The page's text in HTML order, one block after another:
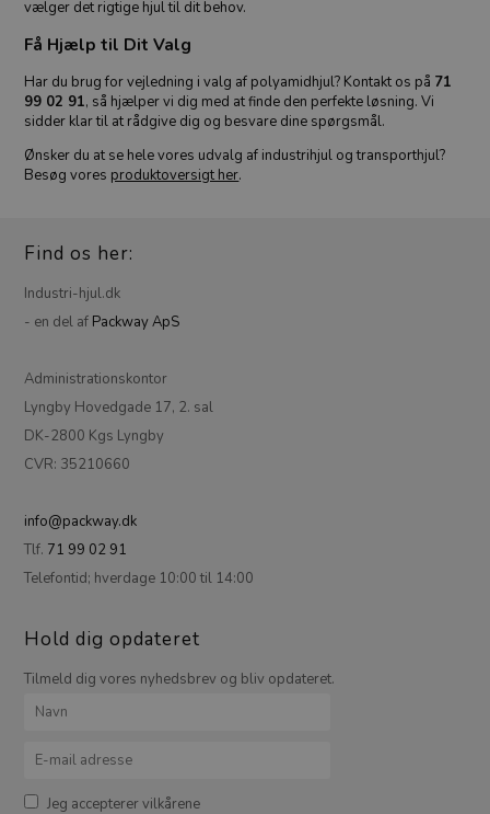
vælger det rigtige hjul til dit behov.
Få Hjælp til Dit Valg
Har du brug for vejledning i valg af polyamidhjul? Kontakt os på 71
99 02 91, så hjælper vi dig med at finde den perfekte løsning. Vi
sidder klar til at rådgive dig og besvare dine spørgsmål.
Ønsker du at se hele vores udvalg af industrihjul og transporthjul?
Besøg vores produktoversigt her.
Find os her:
Industri-hjul.dk
- en del af Packway ApS
Administrationskontor
Lyngby Hovedgade 17, 2. sal
DK-2800 Kgs Lyngby
CVR: 35210660
info@packway.dk
Tlf. 71 99 02 91
Telefontid; hverdage 10:00 til 14:00
Hold dig opdateret
Tilmeld dig vores nyhedsbrev og bliv opdateret.
Jeg accepterer vilkårene